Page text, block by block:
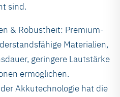
sind.
& Robustheit: Premium-
Materialien,
geringere Lautstärke
ermöglichen.
Akkutechnologie hat die